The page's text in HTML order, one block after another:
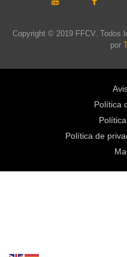
Copyright © 2019 FFCV. Todos
por
Política
Política de